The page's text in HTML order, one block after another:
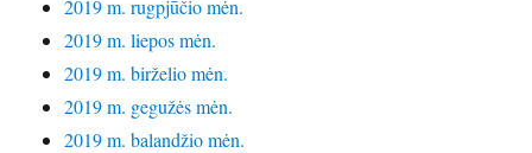
2019 m. rugpjūčio mėn.
2019 m. liepos mėn.
2019 m. birželio mėn.
2019 m. gegužės mėn.
2019 m. balandžio mėn.